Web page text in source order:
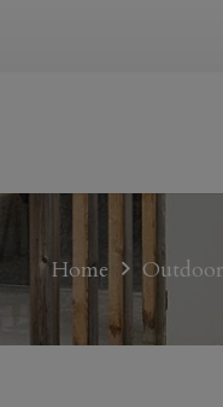
Home Outdoor